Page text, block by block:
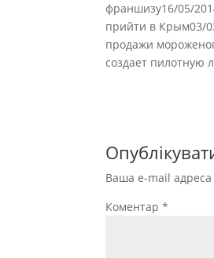
франшизу16/05/
прийти в Крым03/
продажи
создает пилотную
Ваша e-mail
Коментар*